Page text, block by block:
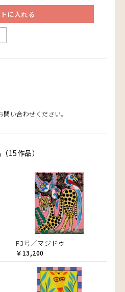
に入れる
い合わせください。
15作品）
F3号／マジドゥ
￥13,200